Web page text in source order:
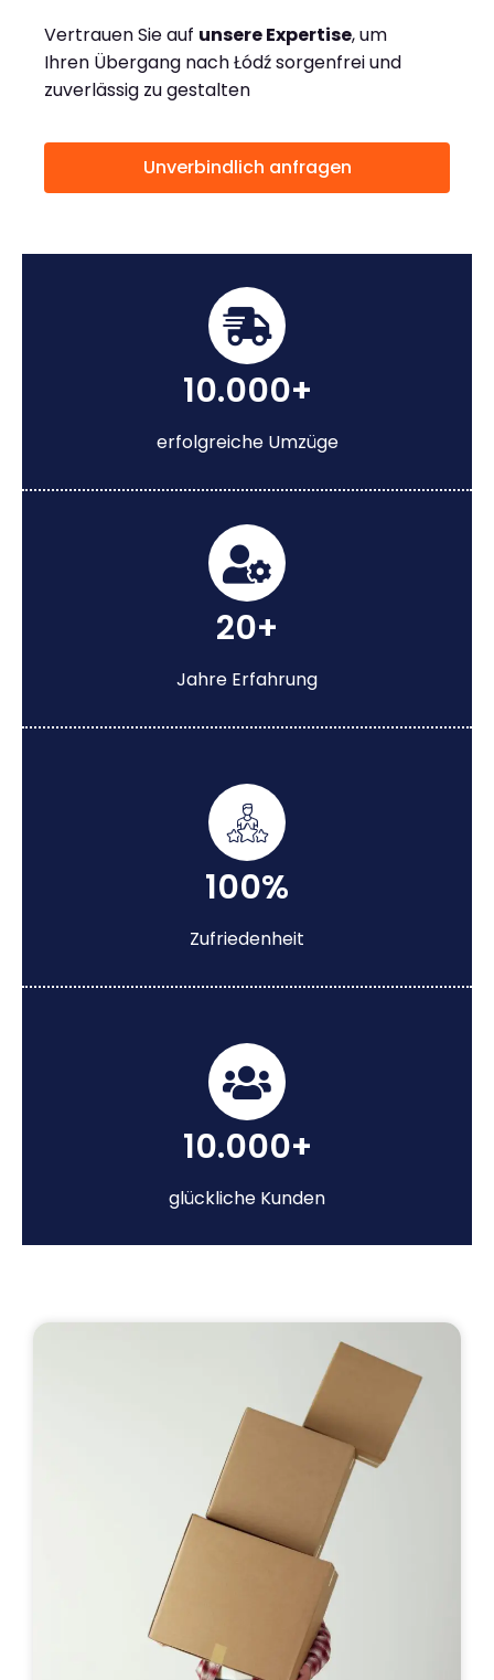
Vertrauen Sie auf unsere Expertise, um
Ihren Übergang nach Łódź sorgenfrei und
zuverlässig zu gestalten
Unverbindlich anfragen
10.000+
erfolgreiche Umzüge
20+
Jahre Erfahrung
100%
Zufriedenheit
10.000+
glückliche Kunden